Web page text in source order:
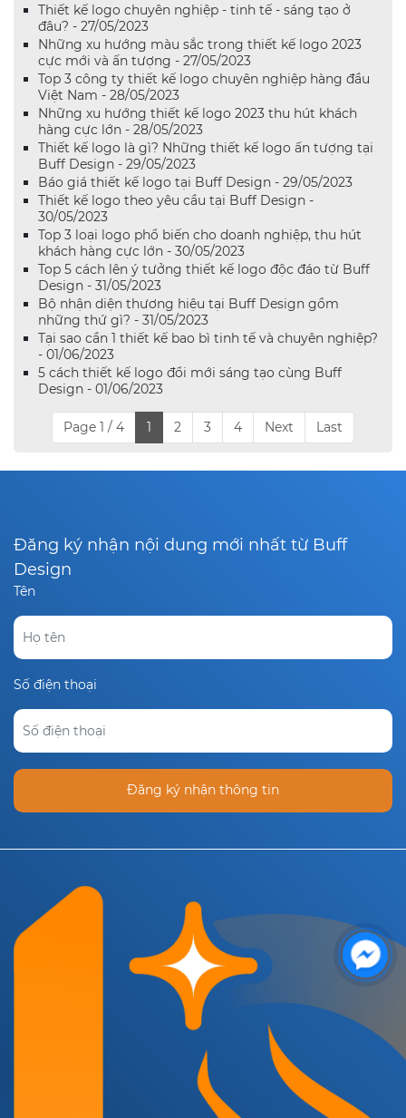
Thiết kế logo chuyên nghiệp - tinh tế - sáng tạo ở
đâu? - 27/05/2023
Những xu hướng màu sắc trong thiết kế logo 2023
cực mới và ấn tượng - 27/05/2023
Top 3 công ty thiết kế logo chuyên nghiệp hàng đầu
Việt Nam - 28/05/2023
Những xu hướng thiết kế logo 2023 thu hút khách
hàng cực lớn - 28/05/2023
Thiết kế logo là gì? Những thiết kế logo ấn tượng tại
Buff Design - 29/05/2023
Báo giá thiết kế logo tại Buff Design - 29/05/2023
Thiết kế logo theo yêu cầu tại Buff Design -
30/05/2023
Top 3 loại logo phổ biến cho doanh nghiệp, thu hút
khách hàng cực lớn - 30/05/2023
Top 5 cách lên ý tưởng thiết kế logo độc đáo từ Buff
Design - 31/05/2023
Bộ nhận diện thương hiệu tại Buff Design gồm
những thứ gì? - 31/05/2023
Tại sao cần 1 thiết kế bao bì tinh tế và chuyên nghiệp?
- 01/06/2023
5 cách thiết kế logo đổi mới sáng tạo cùng Buff
Design - 01/06/2023
Page 1 / 4 1 2 3 4 Next Last
Đăng ký nhận nội dung mới nhất từ Buff
Design
Tên
Số điện thoại